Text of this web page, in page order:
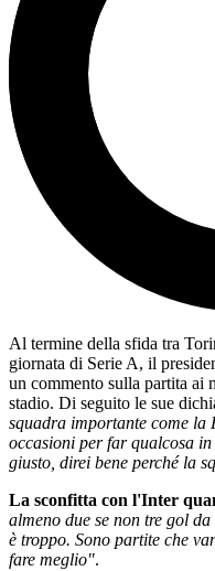
Al termine della sfida tra
giornata di Serie A, il
un commento sulla partita ai
stadio. Di seguito le sue
squadra importante come la
occasioni per far qualcosa
giusto, direi bene perché la
La sconfitta con l'Inter
almeno due se non tre gol
è troppo. Sono partite che
fare meglio".